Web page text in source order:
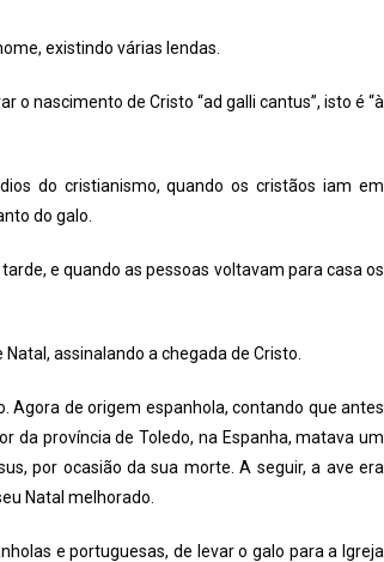
existindo várias lendas.
o nascimento de Cristo “ad galli cantus”, isto é “à
do cristianismo, quando os cristãos iam em
do galo.
e quando as pessoas voltavam para casa os
assinalando a chegada de Cristo.
Agora de origem espanhola, contando que antes
da província de Toledo, na Espanha, matava um
por ocasião da sua morte. A seguir, a ave era
Natal melhorado.
e portuguesas, de levar o galo para a Igreja